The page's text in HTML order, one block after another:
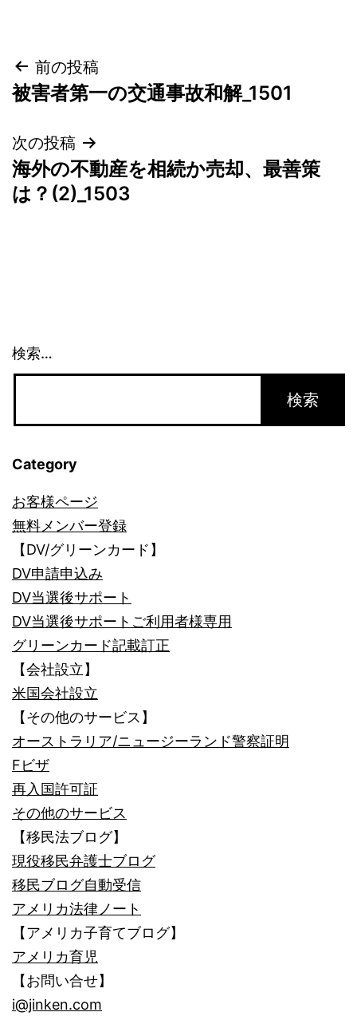
投
稿
ナ
ビ
ン
前の投稿
被害者第一の交通事故和解_1501
次の投稿
海外の不動産を相続か売却、最善策
は？(2)_1503
検索…
Category
お客様ページ
無料メンバー登録
【DV/グリーンカード】
DV申請申込み
DV当選後サポート
DV当選後サポートご利用者様専用
グリーンカード記載訂正
【会社設立】
米国会社設立
【その他のサービス】
オーストラリア/ニュージーランド警察証明
Fビザ
再入国許可証
その他のサービス
【移民法ブログ】
現役移民弁護士ブログ
移民ブログ自動受信
アメリカ法律ノート
【アメリカ子育てブログ】
アメリカ育児
【お問い合せ】
i@jinken.com